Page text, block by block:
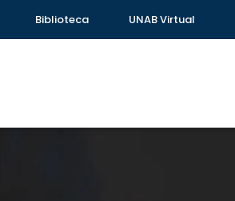
Biblioteca UNAB Virtual